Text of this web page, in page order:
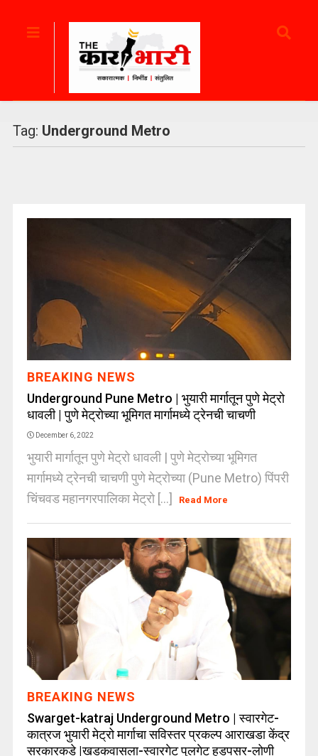
Tag: Underground Metro
BREAKING NEWS
Underground Pune Metro | भुयारी मार्गातून पुणे मेट्रो
धावली | पुणे मेट्रोच्या भूमिगत मार्गामध्ये ट्रेनची चाचणी
December 6, 2022
भुयारी मार्गातून पुणे मेट्रो धावली | पुणे मेट्रोच्या भूमिगत
मार्गामध्ये ट्रेनची चाचणी पुणे मेट्रोच्या (Pune Metro) पिंपरी
चिंचवड महानगरपालिका मेट्रो [...]
Read More
BREAKING NEWS
Swarget-katraj Underground Metro | स्वारगेट-
कात्रज भुयारी मेट्रो मार्गाचा सविस्तर प्रकल्प आराखडा केंद्र
सरकारकडे |खडकवासला-स्वारगेट पुलगेट हडपसर-लोणी